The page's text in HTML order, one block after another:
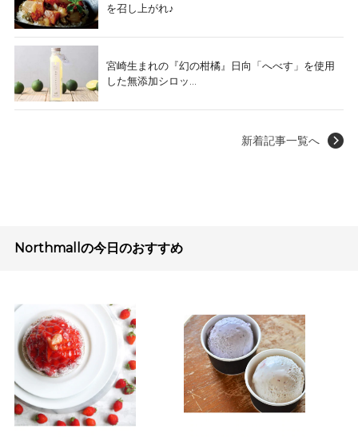
を召し上がれ♪
宮崎生まれの『幻の柑橘』日向「へべす」を使用
した無添加シロッ...
新着記事一覧へ
Northmallの今日のおすすめ